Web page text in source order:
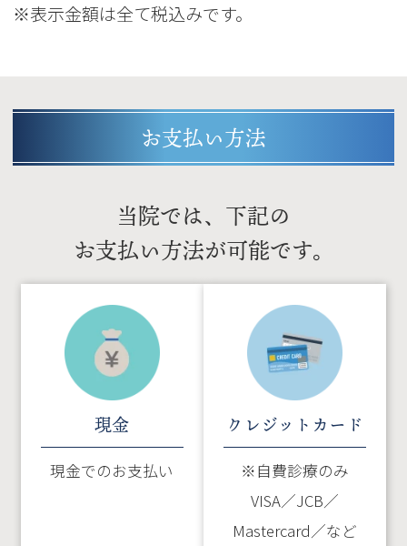
※表示金額は全て税込みです。
お支払い方法
当院では、下記の
お支払い方法が可能です。
現金
現金でのお支払い
クレジットカード
※自費診療のみ
VISA／JCB／
Mastercard／など